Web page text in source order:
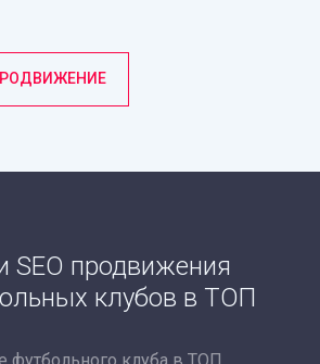
SEO продвижения
клубов в ТОП
футбольного клуба в ТОП